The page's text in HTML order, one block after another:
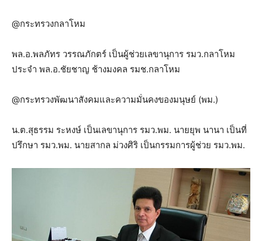
@กระทรวงกลาโหม
พล.อ.พลภัทร วรรณภักตร์ เป็นผู้ช่วยเลขานุการ รมว.กลาโหม
ประจำ พล.อ.ชัยชาญ ช้างมงคล รมช.กลาโหม
@กระทรวงพัฒนาสังคมและความมั่นคงของมนุษย์ (พม.)
น.ต.สุธรรม ระหงษ์ เป็นเลขานุการ รมว.พม. นายยุพ นานา เป็นที่
ปรึกษา รมว.พม. นายสากล ม่วงศิริ เป็นกรรมการผู้ช่วย รมว.พม.